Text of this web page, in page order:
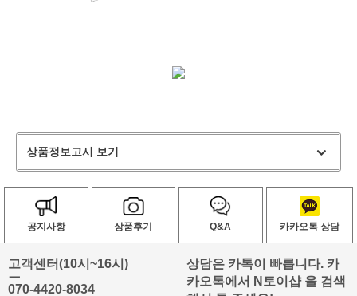
상품정보고시 보기
공지사항 상품후기 Q&A 카카오톡 상담
고객센터(10시~16시)
ㅡ
070-4420-8034
상담은 카톡이 빠릅니다. 카
카오톡에서 N토이샵 을 검색